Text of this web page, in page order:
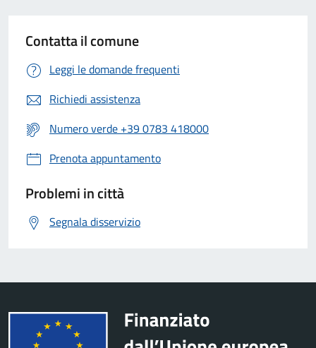
Contatta il comune
Leggi le domande frequenti
Richiedi assistenza
Numero verde +39 0783 418000
Prenota appuntamento
Problemi in città
Segnala disservizio